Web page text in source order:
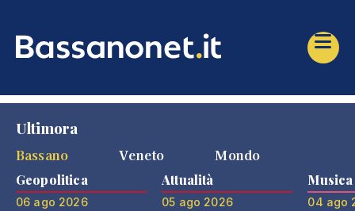
Ultimora
Bassano
Veneto Mondo
Geopolitica
06 ago 2026
Attualità
05 ago 2026
Musica
04 ago